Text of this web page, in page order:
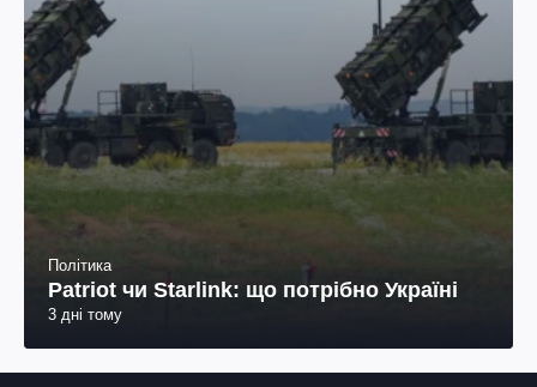
Політика
Patriot чи Starlink: що потрібно Україні
3 дні тому
Про виданняАрхів новинНаша команда
Цілі та принципи роботи UAportal